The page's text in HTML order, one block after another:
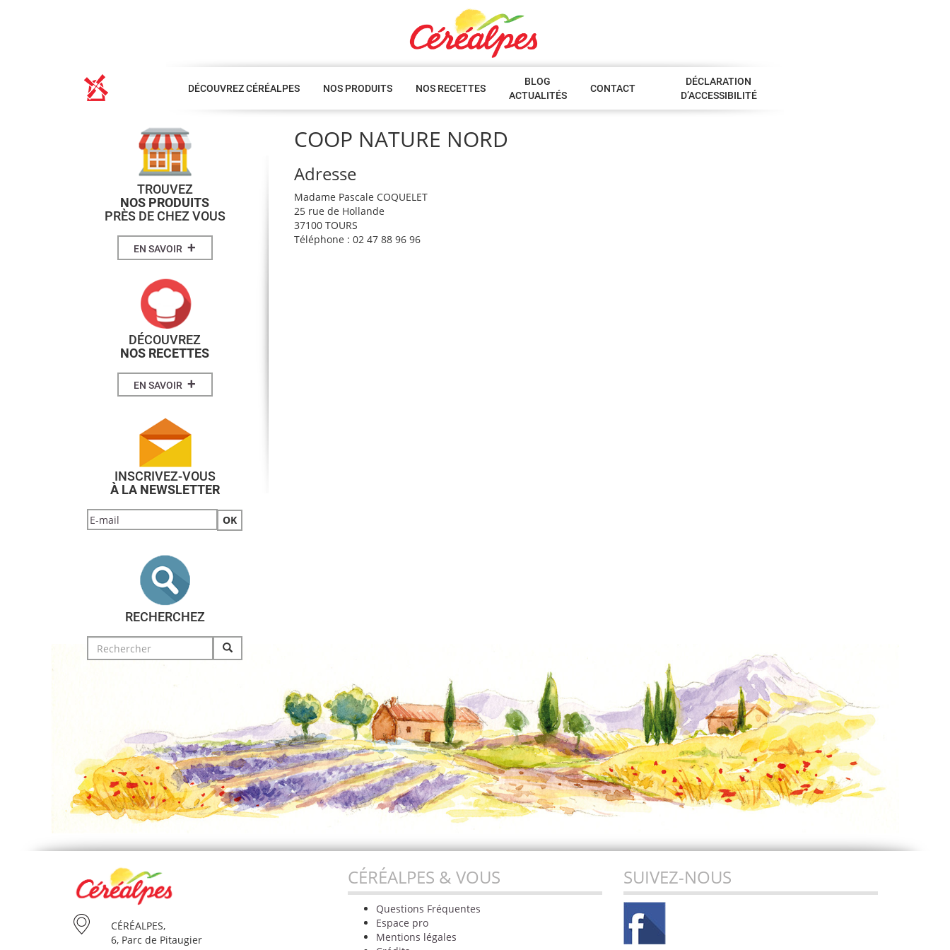
DÉCOUVREZ CÉRÉALPES NOS PRODUITS NOS RECETTES
BLOG
ACTUALITÉS
CONTACT
DÉCLARATION
D’ACCESSIBILITÉ
COOP NATURE NORD
Adresse
Madame Pascale COQUELET
25 rue de Hollande
37100 TOURS
Téléphone : 02 47 88 96 96
TROUVEZ
NOS PRODUITS
PRÈS DE CHEZ VOUS
EN SAVOIR +
DÉCOUVREZ
NOS RECETTES
EN SAVOIR +
INSCRIVEZ-VOUS
À LA NEWSLETTER
RECHERCHEZ
Search
for:
CÉRÉALPES,
6, Parc de Pitaugier
CÉRÉALPES & VOUS
Questions Fréquentes
Espace pro
Mentions légales
SUIVEZ-NOUS